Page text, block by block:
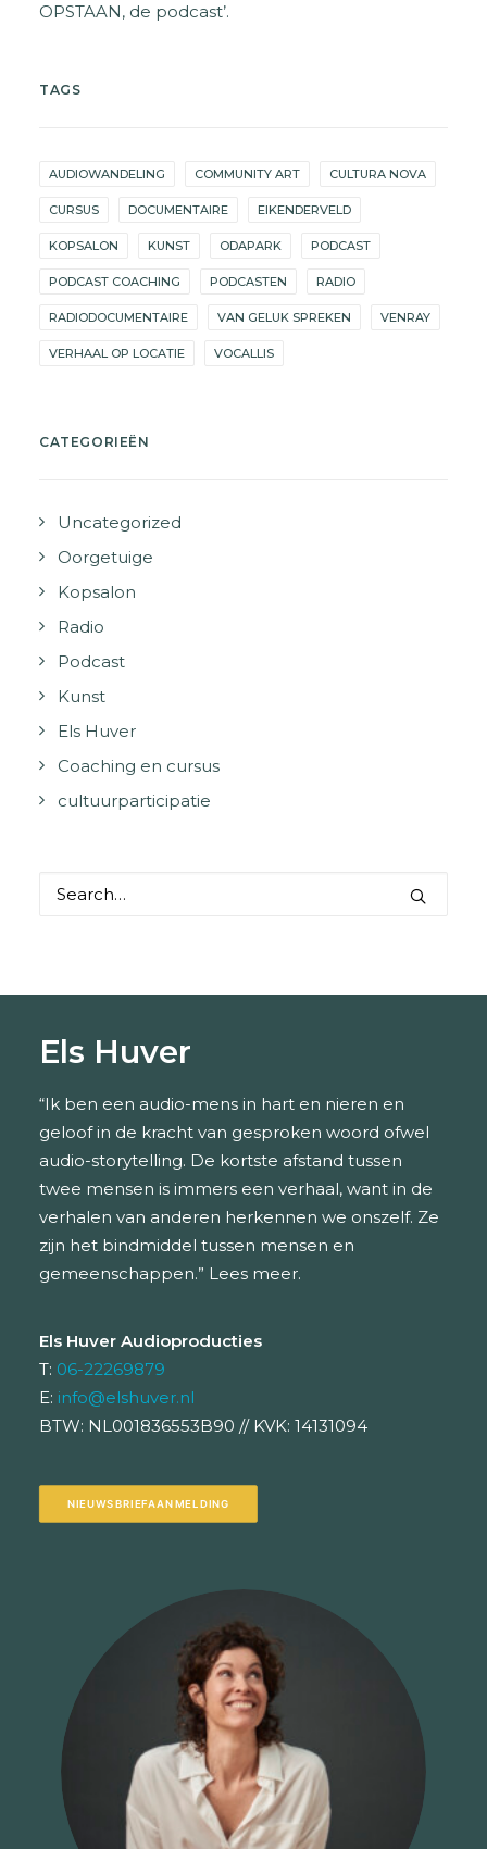
OPSTAAN, de podcast’.
TAGS
AUDIOWANDELING COMMUNITY ART CULTURA NOVA
CURSUS DOCUMENTAIRE EIKENDERVELD
KOPSALON KUNST ODAPARK PODCAST
PODCAST COACHING PODCASTEN RADIO
RADIODOCUMENTAIRE VAN GELUK SPREKEN VENRAY
VERHAAL OP LOCATIE VOCALLIS
CATEGORIEËN
Uncategorized
Oorgetuige
Kopsalon
Radio
Podcast
Kunst
Els Huver
Coaching en cursus
cultuurparticipatie
Els Huver
“Ik ben een audio-mens in hart en nieren en
geloof in de kracht van gesproken woord ofwel
audio-storytelling. De kortste afstand tussen
twee mensen is immers een verhaal, want in de
verhalen van anderen herkennen we onszelf. Ze
zijn het bindmiddel tussen mensen en
gemeenschappen.” Lees meer.
Els Huver Audioproducties
T: 06-22269879
E: info@elshuver.nl
BTW: NL001836553B90 // KVK: 14131094
NIEUWSBRIEFAANMELDING